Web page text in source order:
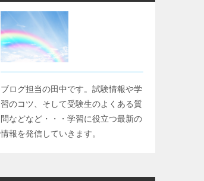
ブログ担当の田中です。試験情報や学
習のコツ、そして受験生のよくある質
問などなど・・・学習に役立つ最新の
情報を発信していきます。